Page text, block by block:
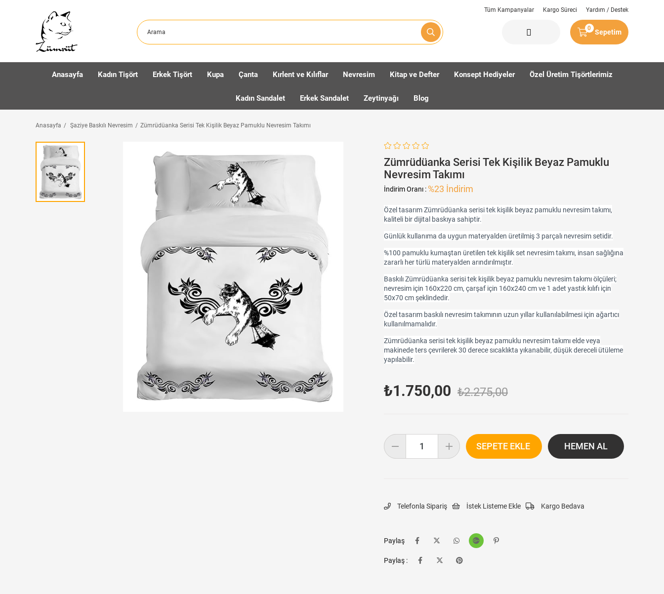
Sepetim
0
Tüm Kampanyalar Kargo Süreci Yardım / Destek
Anasayfa Kadın Tişört Erkek Tişört Kupa Çanta Kırlent ve Kılıflar Nevresim Kitap ve Defter Konsept Hediyeler Özel Üretim Tişörtlerimiz
Kadın Sandalet Erkek Sandalet Zeytinyağı Blog
Anasayfa Şaziye Baskılı Nevresim Zümrüdüanka Serisi Tek Kişilik Beyaz Pamuklu Nevresim Takımı
Zümrüdüanka Serisi Tek Kişilik Beyaz Pamuklu
Nevresim Takımı
İndirim Oranı : %23 İndirim
Özel tasarım Zümrüdüanka serisi tek kişilik beyaz pamuklu nevresim takımı,
kaliteli bir dijital baskıya sahiptir.
Günlük kullanıma da uygun materyalden üretilmiş 3 parçalı nevresim setidir.
%100 pamuklu kumaştan üretilen tek kişilik set nevresim takımı, insan sağlığına
zararlı her türlü materyalden arındırılmıştır.
Baskılı Zümrüdüanka serisi tek kişilik beyaz pamuklu nevresim takımı ölçüleri;
nevresim için 160x220 cm, çarşaf için 160x240 cm ve 1 adet yastık kılıfı için
50x70 cm şeklindedir.
Özel tasarım baskılı nevresim takımının uzun yıllar kullanılabilmesi için ağartıcı
kullanılmamalıdır.
Zümrüdüanka serisi tek kişilik beyaz pamuklu nevresim takımı elde veya
makinede ters çevrilerek 30 derece sıcaklıkta yıkanabilir, düşük dereceli ütüleme
yapılabilir.
₺2.275,00
₺1.750,00
Telefonla Sipariş İstek Listeme Ekle Kargo Bedava
Paylaş
Paylaş :